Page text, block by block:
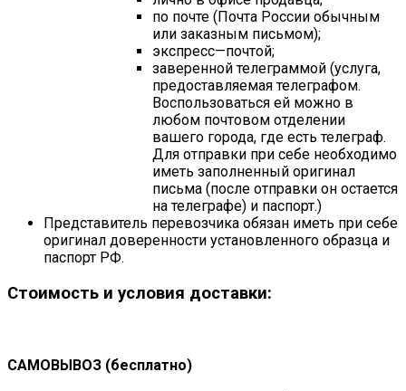
по почте (Почта России обычным
или заказным письмом);
экспресс—почтой;
заверенной телеграммой (услуга,
предоставляемая телеграфом.
Воспользоваться ей можно в
любом почтовом отделении
вашего города, где есть телеграф.
Для отправки при себе необходимо
иметь заполненный оригинал
письма (после отправки он остается
на телеграфе) и паспорт.)
Представитель перевозчика обязан иметь при себе
оригинал доверенности установленного образца и
паспорт РФ.
Стоимость и условия доставки:
САМОВЫВОЗ (бесплатно)